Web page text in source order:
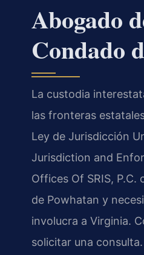
Abogado
Condado
La custodia
las fronteras
Ley de Jurisdicción
Jurisdiction and
Offices Of SRIS,
de Powhatan y
involucra a Virginia.
solicitar una